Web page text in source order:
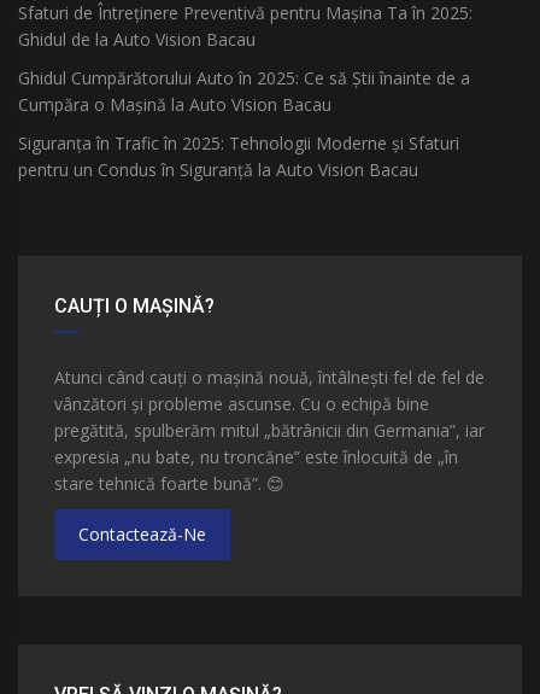
Sfaturi de Întreținere Preventivă pentru Mașina Ta în 2025:
Ghidul de la Auto Vision Bacau
Ghidul Cumpărătorului Auto în 2025: Ce să Știi înainte de a
Cumpăra o Mașină la Auto Vision Bacau
Siguranța în Trafic în 2025: Tehnologii Moderne și Sfaturi
pentru un Condus în Siguranță la Auto Vision Bacau
CAUȚI O MAȘINĂ?
Atunci când cauți o mașină nouă, întâlnești fel de fel de
vânzători și probleme ascunse. Cu o echipă bine
pregătită, spulberăm mitul „bătrânicii din Germania”, iar
expresia „nu bate, nu troncăne” este înlocuită de „în
stare tehnică foarte bună”. 😊
Contactează-Ne